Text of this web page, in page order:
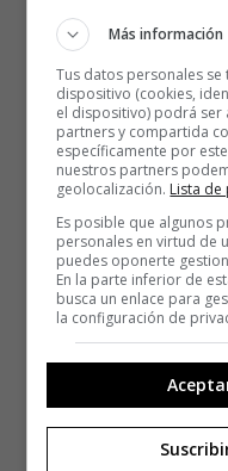
desconocía. Hay
tantos como
Creer que un
dar la vida y
esto es
Más información
Tus datos personales
dispositivo (cookies,
el dispositivo) podrá ser
partners y compartida
específicamente por
nuestros partners
geolocalización. Lista
Es posible que algunos
personales en virtud de
puedes oponerte
En la parte inferior de
busca un enlace para
la configuración de